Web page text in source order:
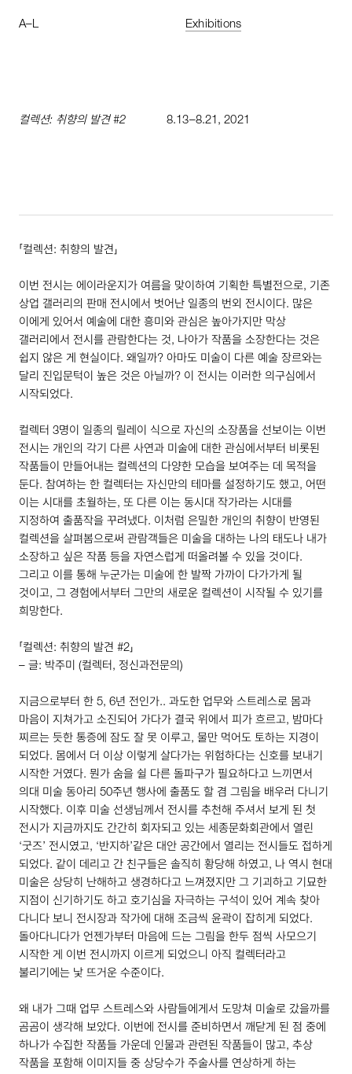
A–L Exhibitions
컬렉션: 취향의 발견 #2 8.13–8.21 ,2021
「컬렉션: 취향의 발견」
이번 전시는 에이라운지가 여름을 맞이하여 기획한 특별전으로, 기존
상업 갤러리의 판매 전시에서 벗어난 일종의 번외 전시이다. 많은
이에게 있어서 예술에 대한 흥미와 관심은 높아가지만 막상
갤러리에서 전시를 관람한다는 것, 나아가 작품을 소장한다는 것은
쉽지 않은 게 현실이다. 왜일까? 아마도 미술이 다른 예술 장르와는
달리 진입문턱이 높은 것은 아닐까? 이 전시는 이러한 의구심에서
시작되었다.
컬렉터 3명이 일종의 릴레이 식으로 자신의 소장품을 선보이는 이번
전시는 개인의 각기 다른 사연과 미술에 대한 관심에서부터 비롯된
작품들이 만들어내는 컬렉션의 다양한 모습을 보여주는 데 목적을
둔다. 참여하는 한 컬렉터는 자신만의 테마를 설정하기도 했고, 어떤
이는 시대를 초월하는, 또 다른 이는 동시대 작가라는 시대를
지정하여 출품작을 꾸려냈다. 이처럼 은밀한 개인의 취향이 반영된
컬렉션을 살펴봄으로써 관람객들은 미술을 대하는 나의 태도나 내가
소장하고 싶은 작품 등을 자연스럽게 떠올려볼 수 있을 것이다.
그리고 이를 통해 누군가는 미술에 한 발짝 가까이 다가가게 될
것이고, 그 경험에서부터 그만의 새로운 컬렉션이 시작될 수 있기를
희망한다.
「컬렉션: 취향의 발견 #2」
– 글: 박주미 (컬렉터, 정신과전문의)
지금으로부터 한 5,6년 전인가.. 과도한 업무와 스트레스로 몸과
마음이 지쳐가고 소진되어 가다가 결국 위에서 피가 흐르고, 밤마다
찌르는 듯한 통증에 잠도 잘 못 이루고, 물만 먹어도 토하는 지경이
되었다. 몸에서 더 이상 이렇게 살다가는 위험하다는 신호를 보내기
시작한 거였다. 뭔가 숨을 쉴 다른 돌파구가 필요하다고 느끼면서
의대 미술 동아리 50주년 행사에 출품도 할 겸 그림을 배우러 다니기
시작했다. 이후 미술 선생님께서 전시를 추천해 주셔서 보게 된 첫
전시가 지금까지도 간간히 회자되고 있는 세종문화회관에서 열린
‘굿즈’ 전시였고, ‘반지하’같은 대안 공간에서 열리는 전시들도 접하게
되었다. 같이 데리고 간 친구들은 솔직히 황당해 하였고, 나 역시 현대
미술은 상당히 난해하고 생경하다고 느껴졌지만 그 기괴하고 기묘한
지점이 신기하기도 하고 호기심을 자극하는 구석이 있어 계속 찾아
다니다 보니 전시장과 작가에 대해 조금씩 윤곽이 잡히게 되었다.
돌아다니다가 언젠가부터 마음에 드는 그림을 한두 점씩 사모으기
시작한 게 이번 전시까지 이르게 되었으니 아직 컬렉터라고
불리기에는 낯 뜨거운 수준이다.
왜 내가 그때 업무 스트레스와 사람들에게서 도망쳐 미술로 갔을까를
곰곰이 생각해 보았다. 이번에 전시를 준비하면서 깨닫게 된 점 중에
하나가 수집한 작품들 가운데 인물과 관련된 작품들이 많고, 추상
작품을 포함해 이미지들 중 상당수가 주술사를 연상하게 하는